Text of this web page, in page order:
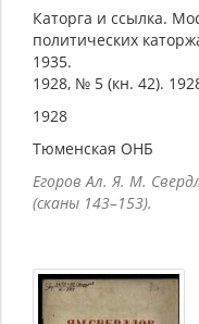
Каторга и ссылка.
политических
1935.
1928, № 5 (кн. 42).
1928
Тюменская ОНБ
Егоров Ал. Я. М.
(сканы 143–153).